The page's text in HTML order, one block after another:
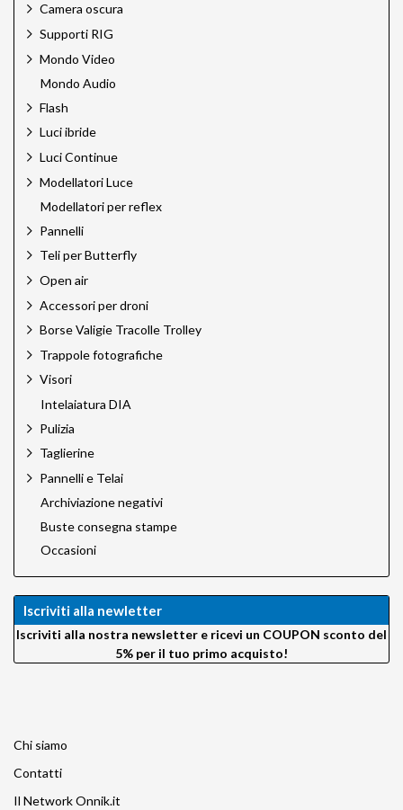
Camera oscura
Supporti RIG
Mondo Video
Mondo Audio
Flash
Luci ibride
Luci Continue
Modellatori Luce
Modellatori per reflex
Pannelli
Teli per Butterfly
Open air
Accessori per droni
Borse Valigie Tracolle Trolley
Trappole fotografiche
Visori
Intelaiatura DIA
Pulizia
Taglierine
Pannelli e Telai
Archiviazione negativi
Buste consegna stampe
Occasioni
Iscriviti alla newletter
Iscriviti alla nostra newsletter e ricevi un COUPON sconto del
5% per il tuo primo acquisto!
Chi siamo
Contatti
Il Network Onnik.it